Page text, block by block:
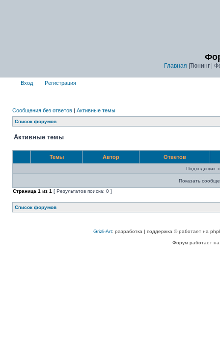
Главная |Тюнинг |
Вход Регистрация
Сообщения без ответов | Активные темы
Список форумов
Активные темы
Темы Автор Ответов
Подходящих
Показать
Страница 1 из 1 [ Результатов поиска: 0 ]
Список форумов
Grizli-Art: разработка | поддержка © работает на
Форум работает